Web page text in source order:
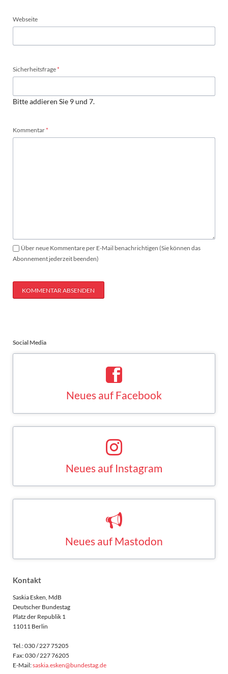
Webseite
Pflichtfeld
Sicherheitsfrage*
Bitte addieren Sie 9 und 7.
Pflichtfeld
Kommentar*
Über neue Kommentare per E-Mail benachrichtigen (Sie können das
Abonnement jederzeit beenden)
KOMMENTAR ABSENDEN
Social Media
Kontakt
Saskia Esken, MdB
Deutscher Bundestag
Platz der Republik 1
11011 Berlin
Tel.: 030 / 227 75205
Fax: 030 / 227 76205
E-Mail:saskia.esken@bundestag.de